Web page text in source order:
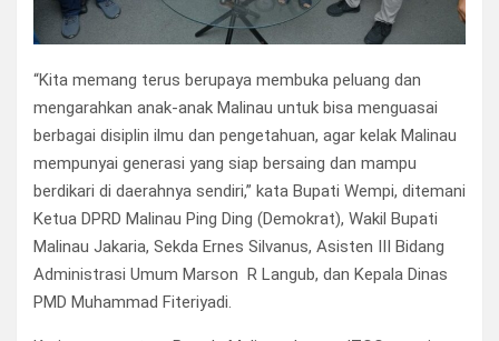
“Kita memang terus berupaya membuka peluang dan
mengarahkan anak-anak Malinau untuk bisa menguasai
berbagai disiplin ilmu dan pengetahuan, agar kelak Malinau
mempunyai generasi yang siap bersaing dan mampu
berdikari di daerahnya sendiri,” kata Bupati Wempi, ditemani
Ketua DPRD Malinau Ping Ding (Demokrat), Wakil Bupati
Malinau Jakaria, Sekda Ernes Silvanus, Asisten III Bidang
Administrasi Umum Marson R Langub, dan Kepala Dinas
PMD Muhammad Fiteriyadi.